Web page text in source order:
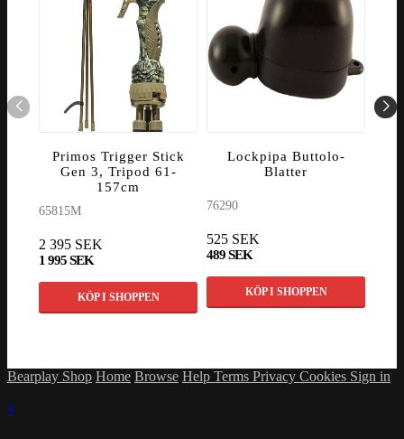
Primos Trigger Stick
Gen 3, Tripod 61-
157cm
65815M
2 395 SEK
1 995 SEK
KÖP I SHOPPEN
Lockpipa Buttolo-
Blatter
76290
525 SEK
489 SEK
KÖP I SHOPPEN
Bearplay Shop Home Browse Help Terms Privacy Cookies Sign in
×